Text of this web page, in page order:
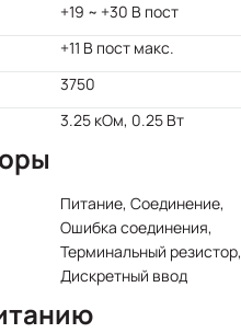
+19 ~ +30 В пост
+11 В пост макс.
3750
3.25 кОм, 0.25 Вт
Питание, Соединение,
Ошибка соединения,
Терминальный резистор,
Дискретный ввод